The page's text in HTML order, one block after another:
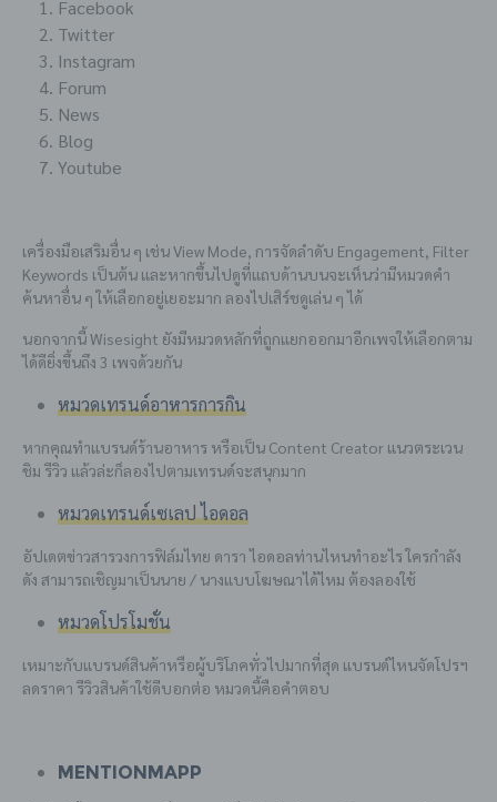
Facebook
Twitter
Instagram
Forum
News
Blog
Youtube
เครื่องมือเสริมอื่น ๆ เช่น View Mode, การจัดลำดับ Engagement, Filter
Keywords เป็นต้น และหากขึ้นไปดูที่แถบด้านบนจะเห็นว่ามีหมวดคำ
ค้นหาอื่น ๆ ให้เลือกอยู่เยอะมาก ลองไปเสิร์ชดูเล่น ๆ ได้
นอกจากนี้ Wisesight ยังมีหมวดหลักที่ถูกแยกออกมาอีกเพจให้เลือกตาม
ได้ดียิ่งขึ้นถึง 3 เพจด้วยกัน
หมวดเทรนด์อาหารการกิน
หากคุณทำแบรนด์ร้านอาหาร หรือเป็น Content Creator แนวตระเวน
ชิม รีวิว แล้วล่ะก็ลองไปตามเทรนด์จะสนุกมาก
หมวดเทรนด์เซเลป ไอดอล
อัปเดตข่าวสารวงการฟิล์มไทย ดารา ไอดอลท่านไหนทำอะไร ใครกำลัง
ดัง สามารถเชิญมาเป็นนาย / นางแบบโฆษณาได้ไหม ต้องลองใช้
หมวดโปรโมชั่น
เหมาะกับแบรนด์สินค้าหรือผู้บริโภคทั่วไปมากที่สุด แบรนด์ไหนจัดโปรฯ
ลดราคา รีวิวสินค้าใช้ดีบอกต่อ หมวดนี้คือคำตอบ
Mentionmapp